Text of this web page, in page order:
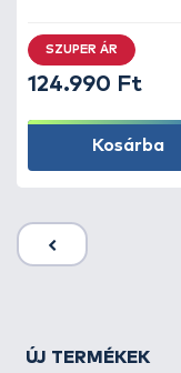
SZUPER ÁR
124.990 Ft
Kosárba
ÚJ TERMÉKEK